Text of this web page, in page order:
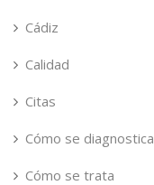
Cádiz
Calidad
Citas
Cómo se diagnostica
Cómo se trata